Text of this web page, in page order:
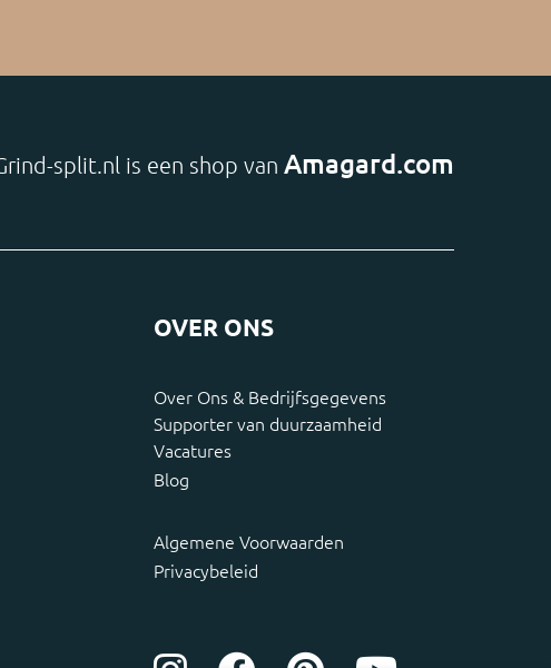
split.nl is een shop van Amagard.com
OVER ONS
Over Ons & Bedrijfsgegevens
Supporter van duurzaamheid
Vacatures
Blog
Algemene Voorwaarden
Privacybeleid